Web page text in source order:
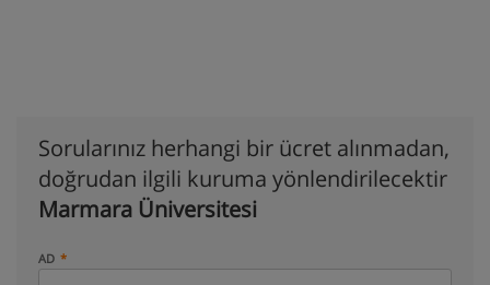
Sorularınız herhangi bir ücret alınmadan,
doğrudan ilgili kuruma yönlendirilecektir
Marmara Üniversitesi
AD